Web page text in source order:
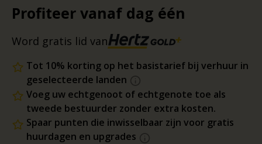
Profiteer vanaf dag één
Word gratis lid van
Tot 10% korting op het basistarief bij verhuur in
geselecteerde landen
Voeg uw echtgenoot of echtgenote toe als
tweede bestuurder zonder extra kosten.
Spaar punten die inwisselbaar zijn voor gratis
huurdagen en upgrades